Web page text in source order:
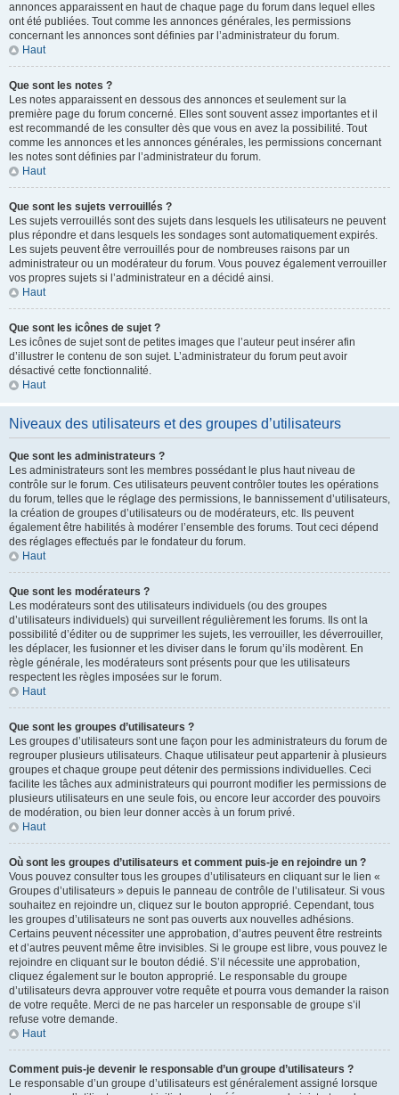
annonces apparaissent en haut de chaque page du forum dans lequel elles
ont été publiées. Tout comme les annonces générales, les permissions
concernant les annonces sont définies par l’administrateur du forum.
Haut
Que sont les notes ?
Les notes apparaissent en dessous des annonces et seulement sur la
première page du forum concerné. Elles sont souvent assez importantes et il
est recommandé de les consulter dès que vous en avez la possibilité. Tout
comme les annonces et les annonces générales, les permissions concernant
les notes sont définies par l’administrateur du forum.
Haut
Que sont les sujets verrouillés ?
Les sujets verrouillés sont des sujets dans lesquels les utilisateurs ne peuvent
plus répondre et dans lesquels les sondages sont automatiquement expirés.
Les sujets peuvent être verrouillés pour de nombreuses raisons par un
administrateur ou un modérateur du forum. Vous pouvez également verrouiller
vos propres sujets si l’administrateur en a décidé ainsi.
Haut
Que sont les icônes de sujet ?
Les icônes de sujet sont de petites images que l’auteur peut insérer afin
d’illustrer le contenu de son sujet. L’administrateur du forum peut avoir
désactivé cette fonctionnalité.
Haut
Niveaux des utilisateurs et des groupes d’utilisateurs
Que sont les administrateurs ?
Les administrateurs sont les membres possédant le plus haut niveau de
contrôle sur le forum. Ces utilisateurs peuvent contrôler toutes les opérations
du forum, telles que le réglage des permissions, le bannissement d’utilisateurs,
la création de groupes d’utilisateurs ou de modérateurs, etc. Ils peuvent
également être habilités à modérer l’ensemble des forums. Tout ceci dépend
des réglages effectués par le fondateur du forum.
Haut
Que sont les modérateurs ?
Les modérateurs sont des utilisateurs individuels (ou des groupes
d’utilisateurs individuels) qui surveillent régulièrement les forums. Ils ont la
possibilité d’éditer ou de supprimer les sujets, les verrouiller, les déverrouiller,
les déplacer, les fusionner et les diviser dans le forum qu’ils modèrent. En
règle générale, les modérateurs sont présents pour que les utilisateurs
respectent les règles imposées sur le forum.
Haut
Que sont les groupes d’utilisateurs ?
Les groupes d’utilisateurs sont une façon pour les administrateurs du forum de
regrouper plusieurs utilisateurs. Chaque utilisateur peut appartenir à plusieurs
groupes et chaque groupe peut détenir des permissions individuelles. Ceci
facilite les tâches aux administrateurs qui pourront modifier les permissions de
plusieurs utilisateurs en une seule fois, ou encore leur accorder des pouvoirs
de modération, ou bien leur donner accès à un forum privé.
Haut
Où sont les groupes d’utilisateurs et comment puis-je en rejoindre un ?
Vous pouvez consulter tous les groupes d’utilisateurs en cliquant sur le lien «
Groupes d’utilisateurs » depuis le panneau de contrôle de l’utilisateur. Si vous
souhaitez en rejoindre un, cliquez sur le bouton approprié. Cependant, tous
les groupes d’utilisateurs ne sont pas ouverts aux nouvelles adhésions.
Certains peuvent nécessiter une approbation, d’autres peuvent être restreints
et d’autres peuvent même être invisibles. Si le groupe est libre, vous pouvez le
rejoindre en cliquant sur le bouton dédié. S’il nécessite une approbation,
cliquez également sur le bouton approprié. Le responsable du groupe
d’utilisateurs devra approuver votre requête et pourra vous demander la raison
de votre requête. Merci de ne pas harceler un responsable de groupe s’il
refuse votre demande.
Haut
Comment puis-je devenir le responsable d’un groupe d’utilisateurs ?
Le responsable d’un groupe d’utilisateurs est généralement assigné lorsque